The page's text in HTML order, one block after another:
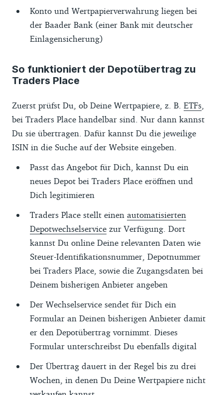
Konto und Wertpapierverwahrung liegen bei
der Baader Bank (einer Bank mit deutscher
Einlagensicherung)
So funktioniert der Depotübertrag zu
Traders Place
Zuerst prüfst Du, ob Deine Wertpapiere, z. B. ETFs
bei Traders Place handelbar sind. Nur dann kannst
Du sie übertragen. Dafür kannst Du die jeweilige
ISIN in die Suche auf der Website eingeben.
Passt das Angebot für Dich, kannst Du ein
neues Depot bei Traders Place eröffnen und
Dich legitimieren
Traders Place stellt einen automatisierten
Depotwechselservice zur Verfügung. Dort
kannst Du online Deine relevanten Daten wie
Steuer-Identifikationsnummer, Depotnummer
bei Traders Place, sowie die Zugangsdaten bei
Deinem bisherigen Anbieter angeben
Der Wechselservice sendet für Dich ein
Formular an Deinen bisherigen Anbieter damit
er den Depotübertrag vornimmt. Dieses
Formular unterschreibst Du ebenfalls digital
Der Übertrag dauert in der Regel bis zu drei
Wochen, in denen Du Deine Wertpapiere nicht